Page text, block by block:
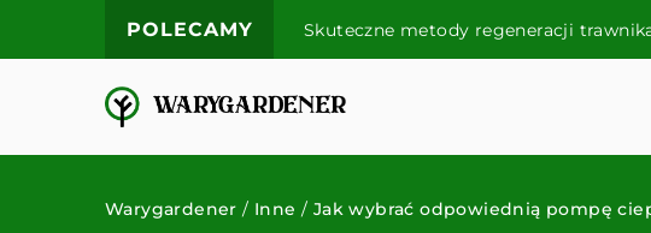
POLECAMY Skuteczne metody regeneracji
Warygardener / Inne / Jak wybrać odpowiednią pompę